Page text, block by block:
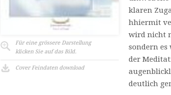
Für eine grössere Darstellung
klicken Sie auf das Bild.
Cover Feindaten download
klaren
hhiermit
wird nicht
sondern
der
deutlich